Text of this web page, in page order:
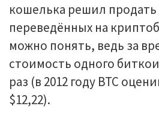
кошелька решил продать
переведённых на
можно понять, ведь за
стоимость одного
раз (в 2012 году BTC
$12,22).